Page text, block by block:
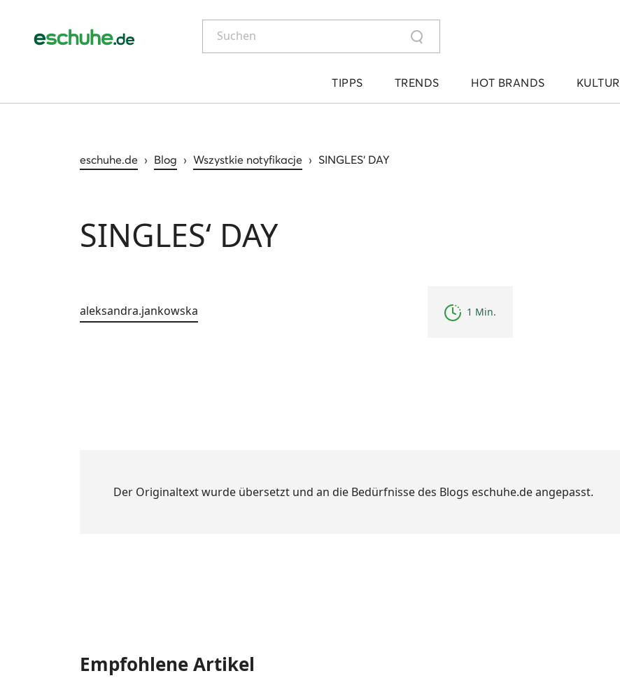
Suchen
TIPPS TRENDS HOT BRANDS KULTUR
eschuhe.de › Blog › Wszystkie notyfikacje › SINGLES‘ DAY
SINGLES‘ DAY
aleksandra.jankowska 1 Min.
Der Originaltext wurde übersetzt und an die Bedürfnisse des Blogs eschuhe.de angepasst.
Empfohlene Artikel